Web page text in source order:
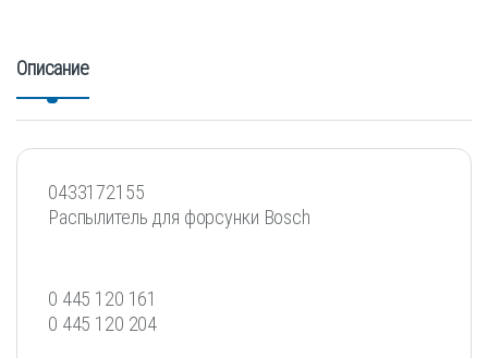
Описание
0433172155
Распылитель для форсунки Bosch
0 445 120 161
0 445 120 204